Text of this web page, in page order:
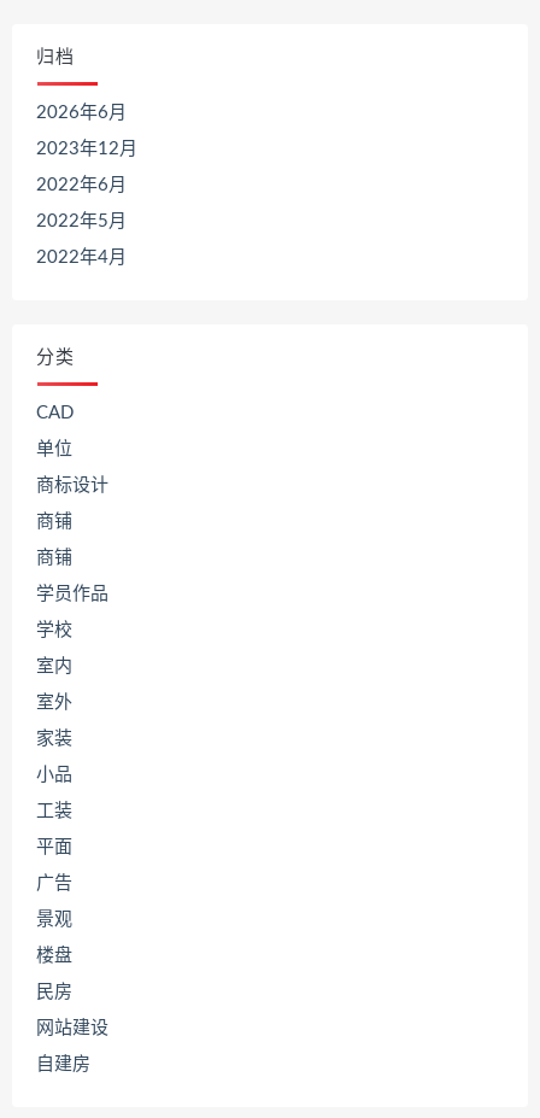
归档
2026年6月
2023年12月
2022年6月
2022年5月
2022年4月
分类
CAD
单位
商标设计
商铺
商铺
学员作品
学校
室内
室外
家装
小品
工装
平面
广告
景观
楼盘
民房
网站建设
自建房